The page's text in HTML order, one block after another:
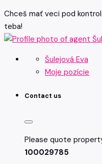
Chceš mať veci pod
teba!
Šulejová Eva
Moje pozície
Contact us
Please quote
100029785